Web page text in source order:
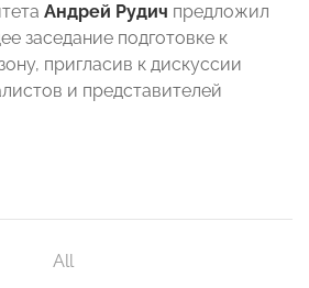
Андрей Рудич предложил
заседание подготовке к
пригласив к дискуссии
и представителей
All